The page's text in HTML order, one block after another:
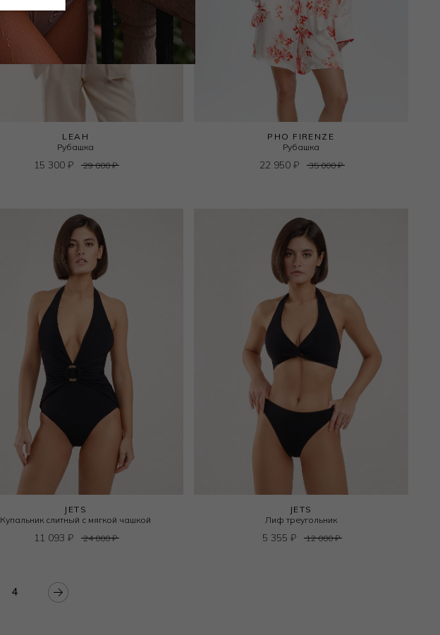
LEAH
Рубашка
15 300₽ 29 000₽
PHO FIRENZE
Рубашка
22 950 ₽ 35 000₽
JETS
Купальник слитный с мягкой чашкой
11 093₽ 24 000₽
JETS
Лиф треугольник
5 355 ₽ 12 000₽
4